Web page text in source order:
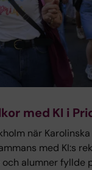
med KI i
när
med KI:s
alumner fyllde